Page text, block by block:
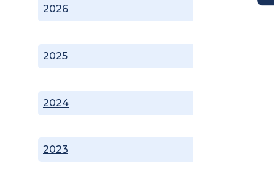
2023
2024
2025
2026